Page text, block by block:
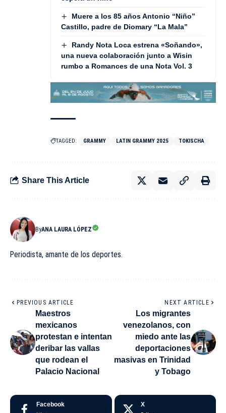
Muere a los 85 años Antonio “Niño”
Castillo, padre de Diomary “La Mala”
Randy Nota Loca estrena «Soñando»,
una nueva colaboración junto a Wisin
rumbo a Romances de una Nota Vol. 3
TAGGED: GRAMMY LATIN GRAMMY 2025 TOKISCHA
Share This Article
ByANA LAURA LÓPEZ
Periodista, amante de los deportes.
PREVIOUS ARTICLE
Maestros
mexicanos
protestan e intentan
deribar las vallas
que rodean el
Palacio Nacional
NEXT ARTICLE
Los migrantes
venezolanos, con
miedo ante las
deportaciones
masivas en Trinidad
y Tobago
Facebook X